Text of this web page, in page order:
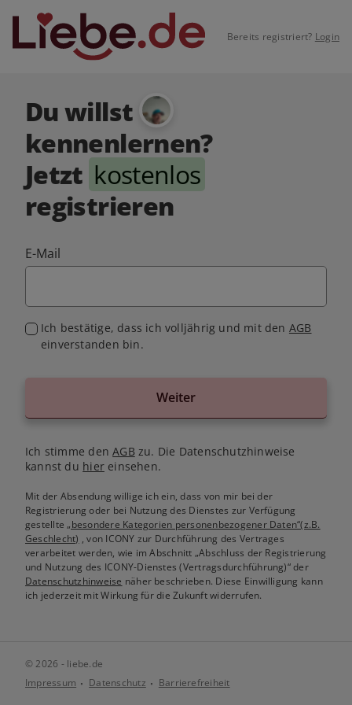
Bereits registriert? Login
Du willst
kennenlernen?
Jetzt kostenlos
registrieren
E-Mail
Ich bestätige, dass ich volljährig und mit den AGB
einverstanden bin.
Weiter
Ich stimme denAGB zu. Die Datenschutzhinweise
kannst du hiereinsehen.
Mit der Absendung willige ich ein, dass von mir bei der
Registrierung oder bei Nutzung des Dienstes zur Verfügung
gestellte„besondere Kategorien personenbezogener Daten“(z.B.
Geschlecht) , von ICONY zur Durchführung des Vertrages
verarbeitet werden, wie im Abschnitt „Abschluss der Registrierung
und Nutzung des ICONY-Dienstes (Vertragsdurchführung)“ der
Datenschutzhinweise näher beschrieben. Diese Einwilligung kann
ich jederzeit mit Wirkung für die Zukunft widerrufen.
© 2026 - liebe.de
Impressum
Datenschutz Barrierefreiheit